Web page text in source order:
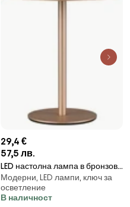
29,4 €
57,5 лв.
LED настолна лампа в бронзов
цвят с метален абажур
(височина 21 cm) Munoz –
Reality
Модерни, LED лампи, ключ за
осветление
В наличност